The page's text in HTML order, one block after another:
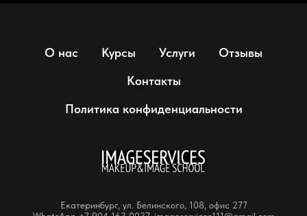
О нас Курсы Услуги
Отзывы
Контакты
Политика конфиденциальности
Екатеринбург, ул. Белинского, 108, офис 277